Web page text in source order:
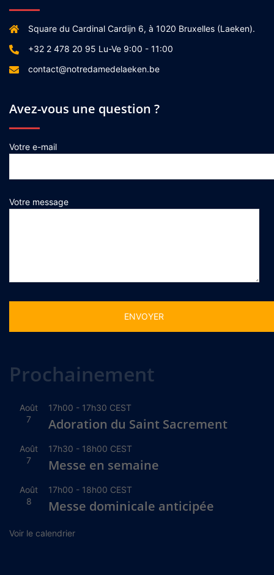
Square du Cardinal Cardijn 6, à 1020 Bruxelles (Laeken).
+32 2 478 20 95 Lu-Ve 9:00 - 11:00
contact@notredamedelaeken.be
Avez-vous une question ?
Votre e-mail
Votre message
Prochainement
Août
7
17h00 - 17h30 CEST
Adoration du Saint Sacrement
Août
7
17h30 - 18h00 CEST
Messe en semaine
Août
8
17h00 - 18h00 CEST
Messe dominicale anticipée
Voir le calendrier